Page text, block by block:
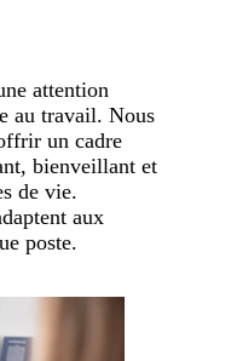
attention
au travail. Nous
un cadre
bienveillant et
de vie.
aux
poste.